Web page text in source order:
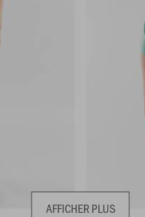
AFFICHER PLUS